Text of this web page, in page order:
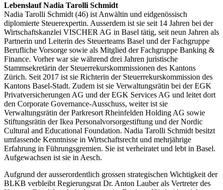
Lebenslauf Nadia Tarolli Schmidt
Nadia Tarolli Schmidt (46) ist Anwältin und eidgenössisch
diplomierte Steuerexpertin. Ausserdem ist sie seit 14 Jahren bei der
Wirtschaftskanzlei VISCHER AG in Basel tätig, seit neun Jahren als
Partnerin und Leiterin des Steuerteams Basel und der Fachgruppe
Berufliche Vorsorge sowie als Mitglied der Fachgruppe Banking &
Finance. Vorher war sie während drei Jahren juristische
Stammsekretärin der Steuerrekurskommissionen des Kantons
Zürich. Seit 2017 ist sie Richterin der Steuerrekurskommission des
Kantons Basel-Stadt. Zudem ist sie Verwaltungsrätin bei der EGK
Privatversicherungen AG und der EGK Services AG und leitet dort
den Corporate Governance-Ausschuss, weiter ist sie
Verwaltungsrätin der Parkresort Rheinfelden Holding AG sowie
Stiftungsrätin der Ikea Personalvorsorgestiftung und der Nordic
Cultural and Educational Foundation. Nadia Tarolli Schmidt besitzt
umfassende Kenntnisse in Wirtschaftsrecht und mehrjährige
Erfahrung in Führungsgremien. Sie ist verheiratet und lebt in Basel.
Aufgewachsen ist sie in Aesch.
Aufgrund der ausserordentlich grossen strategischen Wichtigkeit der
BLKB verbleibt Regierungsrat Dr. Anton Lauber als Vertreter des